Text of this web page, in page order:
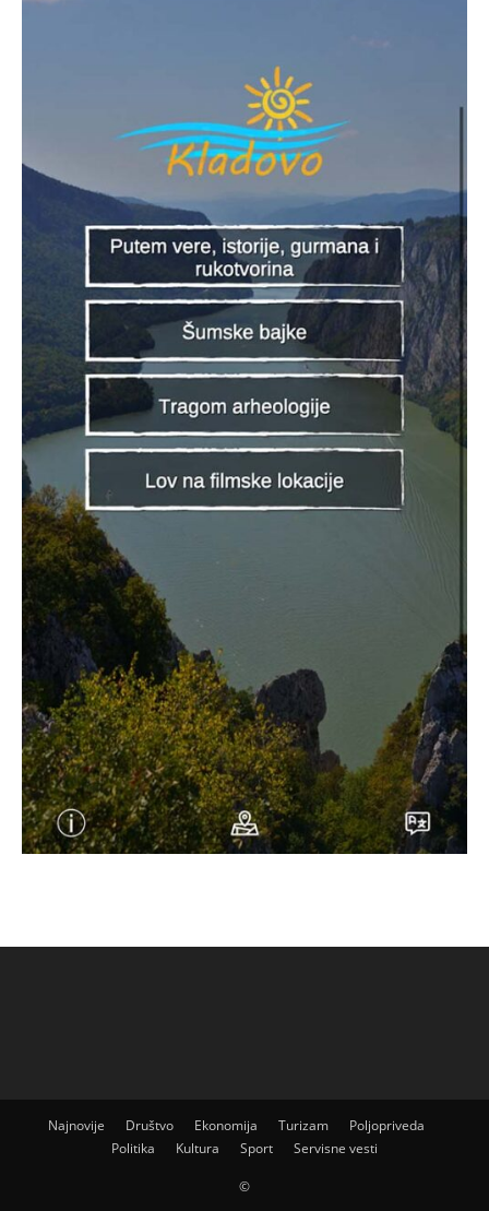
Najnovije Društvo Ekonomija Turizam
Poljopriveda
Politika
Kultura Sport Servisne vesti
©